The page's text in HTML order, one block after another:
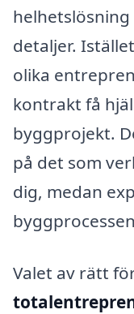
detaljer.
olika
kontrakt få
byggprojekt.
på det som
dig, medan
Valet av rätt